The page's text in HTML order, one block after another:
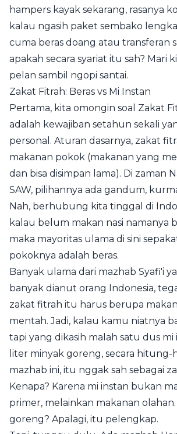
hampers kayak sekarang, rasanya
kalau ngasih paket sembako
cuma beras doang atau transferan
apakah secara syariat itu sah? Mari
pelan sambil ngopi santai.
Zakat Fitrah: Beras vs Mi Instan
Pertama, kita omongin soal Zakat
adalah kewajiban setahun sekali
personal. Aturan dasarnya, zakat
makanan pokok (makanan yang
dan bisa disimpan lama). Di zaman
SAW, pilihannya ada gandum,
Nah, berhubung kita tinggal di
kalau belum makan nasi namanya
maka mayoritas ulama di sini
pokoknya adalah beras.
Banyak ulama dari mazhab Syafi'i
banyak dianut orang Indonesia,
zakat fitrah itu harus berupa
mentah. Jadi, kalau kamu niatnya
tapi yang dikasih malah satu dus mi
liter minyak goreng, secara
mazhab ini, itu nggak sah sebagai
Kenapa? Karena mi instan bukan
primer, melainkan makanan
goreng? Apalagi, itu pelengkap.